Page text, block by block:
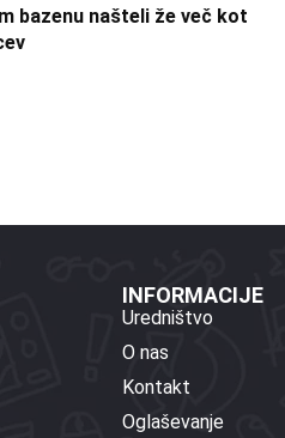
bazenu našteli že več kot
INFORMACIJE
Uredništvo
O nas
Kontakt
Oglaševanje